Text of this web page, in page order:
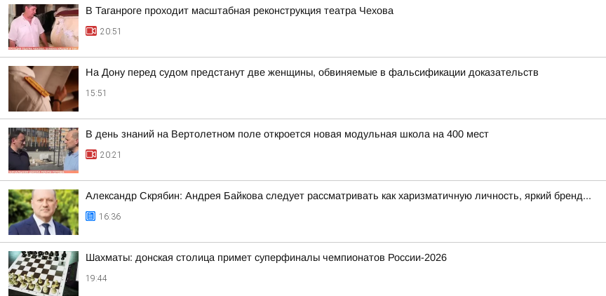
В Таганроге проходит масштабная реконструкция театра Чехова
20:51
На Дону перед судом предстанут две женщины, обвиняемые в фальсификации доказательств
15:51
В день знаний на Вертолетном поле откроется новая модульная школа на 400 мест
20:21
Александр Скрябин: Андрея Байкова следует рассматривать как харизматичную личность, яркий бренд...
16:36
Шахматы: донская столица примет суперфиналы чемпионатов России-2026
19:44